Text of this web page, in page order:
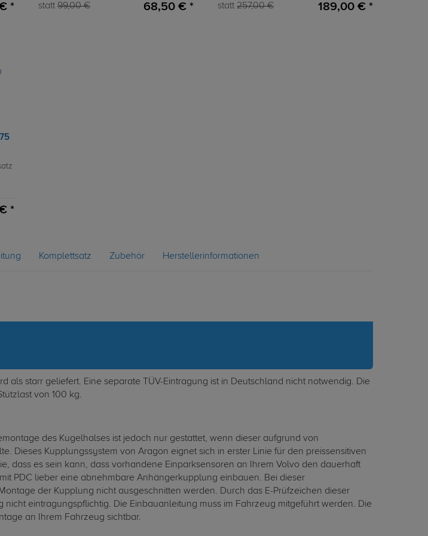
* statt 99,00 € 68,50 € * statt 257,00 € 189,00 € *
*
Komplettsatz Zubehör Herstellerinformationen
starr geliefert. Eine separate TÜV-Eintragung ist in Deutschland nicht notwendig. Die
von 100 kg.
des Kugelhalses ist jedoch nur gestattet, wenn dieser aufgrund von
Dieses Kupplungssystem von Aragon eignet sich in erster Linie für den preissensitiven
dass es sein kann, dass vorhandene Einparksensoren an Ihrem Volvo den dauerhaft
PDC lieber eine abnehmbare Anhängerkupplung einbauen. Bei dieser
der Kupplung nicht ausgeschnitten werden. Durch das E-Prüfzeichen dieser
eintragungspflichtig. Die Einbauanleitung muss im Fahrzeug mitgeführt werden. Die
an Ihrem Fahrzeug sichtbar.